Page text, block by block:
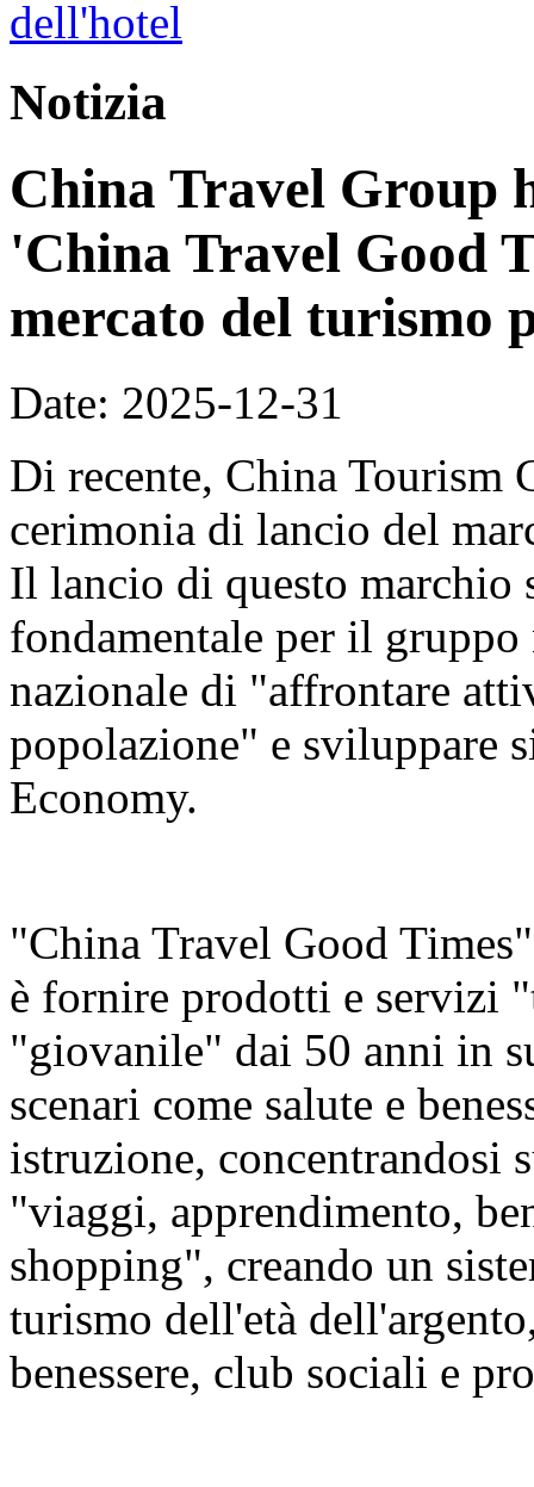
Notizia
China Travel Group
'China Travel Good
mercato del turismo
Date: 2025-12-31
Di recente, China Tourism
cerimonia di lancio del
Il lancio di questo marchio
fondamentale per il
nazionale di "affrontare
popolazione" e sviluppare
Economy.
"China Travel Good
è fornire prodotti e servizi
"giovanile" dai 50 anni in
scenari come salute e
istruzione, concentrandosi
"viaggi, apprendimento,
shopping", creando un
turismo dell'età
benessere, club sociali e